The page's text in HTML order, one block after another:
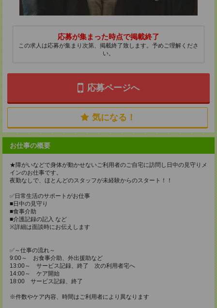
応募が集まった時点で掲載終了
この求人は応募が集まり次第、掲載終了致します。予めご理解くださ
い。
応募ページへ
気になる！
お仕事の概要
★障がいなどで身体が動かせないご利用者のご自宅に訪問し日中の見守りメ
インのお仕事です。
夜勤なしで、ほとんどのスタッフが未経験からのスタート！！
✅日常生活のサポートがお仕事
■日中の見守り
■食事介助
■介護記録の記入 など
※詳細は面談時にお伝えします
✅～仕事の流れ～
9:00～ お食事介助、外出援助など
13:00～ サービス記録、終了 次の利用者宅へ
14:00～ ケア開始
18:00 サービス記録、終了
※件数やケア内容、時間はご利用者により異なります